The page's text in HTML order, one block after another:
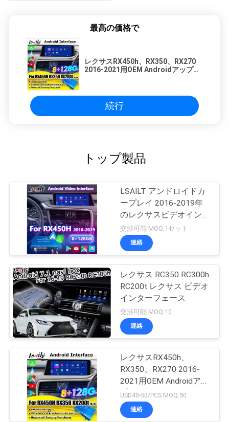
最高の価格で
レクサスRX450h、RX350、RX270
2016-2021用OEM Androidアップグ
YouTube、Netflix統合
続行
トップ製品
LSAILT アンドロイドカ
ープレイ 2016-2019年
のレクサスビデオインタ
ーフェース RX 350
RX450h RX200t RX350L
RX450L RX300 RX350
交渉可能 MOQ:1セット
連絡
レクサス RC350 RC300h
RC200t レクサス ビデオ
インターフェース
交渉可能 MOQ:10
連絡
レクサスRX450h、
RX350、RX270 2016-
2021用OEM Androidアッ
プグレードモジュール
ワイヤレスCarPlay、
Android Auto、
USD40-50/PCS MOQ:50
連絡